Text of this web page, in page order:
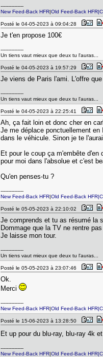
---------------
New Feed-Back HFR|Old Feed-Back
Posté le 04-05-2023 à 09:04:28
Je t'en propose 100€
---------------
Un tiens vaut mieux que deux tu l'auras...
Posté le 04-05-2023 à 19:57:29
Je viens de Paris l'ami. L'offre
---------------
Un tiens vaut mieux que deux tu l'auras...
Posté le 04-05-2023 à 22:25:41
Ah, ça fait loin et donc cher en
Je me déplace ponctuellement
dans le véhicule. Sinon je te
Et pour le coup ça m'embête
pour moi dans l'absolue et c'est
Qu'en penses-tu ?
---------------
New Feed-Back HFR|Old Feed-Back
Posté le 05-05-2023 à 22:10:02
Je comprends et tu as résumé la
Dommage que la TV ne rentre
Je laisse mon tour.
---------------
Un tiens vaut mieux que deux tu l'auras...
Posté le 05-05-2023 à 23:07:46
Ok.
Merci
---------------
New Feed-Back HFR|Old Feed-Back
Posté le 15-06-2023 à 13:28:50
Et up pour du blu-ray, blu-ray 4k
---------------
New Feed-Back HFR|Old Feed-Back